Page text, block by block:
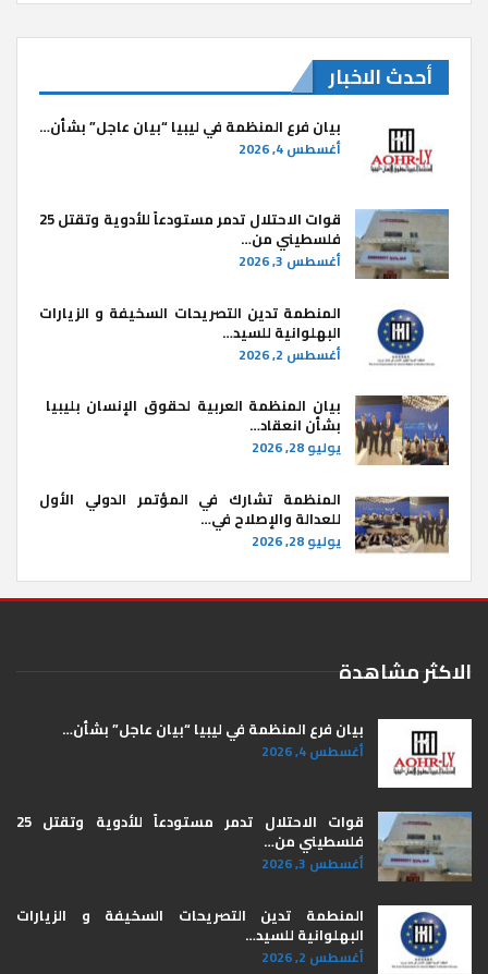
أحدث الاخبار
بيان فرع المنظمة في ليبيا “بيان عاجل” بشأن…
أغسطس 4, 2026
قوات الاحتلال تدمر مستودعاً للأدوية وتقتل 25
فلسطيني من…
أغسطس 3, 2026
المنطمة تدين التصريحات السخيفة و الزيارات
البهلوانية للسيد…
أغسطس 2, 2026
بيان المنظمة العربية لحقوق الإنسان بليبيا ​
بشأن انعقاد…
يوليو 28, 2026
المنظمة تشارك في المؤتمر الدولي الأول
للعدالة والإصلاح في…
يوليو 28, 2026
الاكثر مشاهدة
بيان فرع المنظمة في ليبيا “بيان عاجل” بشأن…
أغسطس 4, 2026
قوات الاحتلال تدمر مستودعاً للأدوية وتقتل 25
فلسطيني من…
أغسطس 3, 2026
المنطمة تدين التصريحات السخيفة و الزيارات
البهلوانية للسيد…
أغسطس 2, 2026